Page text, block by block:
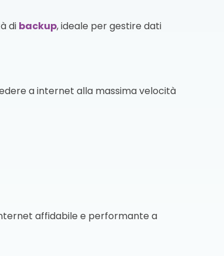
di backup, ideale per gestire dati
a internet alla massima velocità
affidabile e performante a